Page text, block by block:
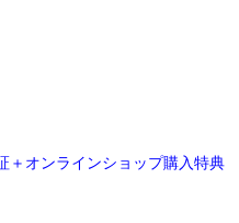
＋オンラインショップ購入特典